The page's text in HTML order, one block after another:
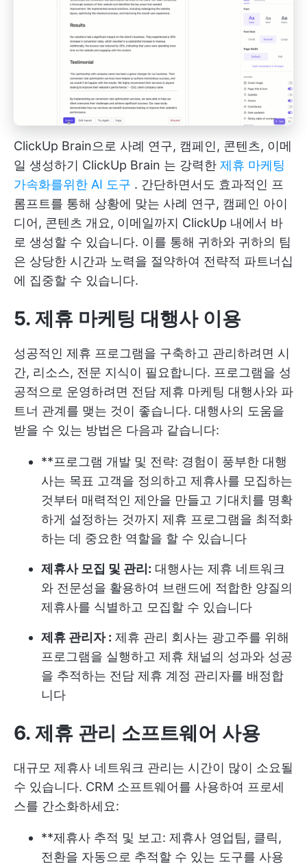
ClickUp Brain으로 사례 연구, 캠페인, 콘텐츠, 이메
일 생성하기 ClickUp Brain 는 강력한 제휴 마케팅
가속화를위한 AI 도구 . 간단하면서도 효과적인 프
롬프트를 통해 상황에 맞는 사례 연구, 캠페인 아이
디어, 콘텐츠 개요, 이메일까지 ClickUp 내에서 바
로 생성할 수 있습니다. 이를 통해 귀하와 귀하의 팀
은 상당한 시간과 노력을 절약하여 전략적 파트너십
에 집중할 수 있습니다.
5. 제휴 마케팅 대행사 이용
성공적인 제휴 프로그램을 구축하고 관리하려면 시
간, 리소스, 전문 지식이 필요합니다. 프로그램을 성
공적으로 운영하려면 전담 제휴 마케팅 대행사와 파
트너 관계를 맺는 것이 좋습니다. 대행사의 도움을
받을 수 있는 방법은 다음과 같습니다:
**프로그램 개발 및 전략: 경험이 풍부한 대행
사는 목표 고객을 정의하고 제휴사를 모집하는
것부터 매력적인 제안을 만들고 기대치를 명확
하게 설정하는 것까지 제휴 프로그램을 최적화
하는 데 중요한 역할을 할 수 있습니다
제휴사 모집 및 관리: 대행사는 제휴 네트워크
와 전문성을 활용하여 브랜드에 적합한 양질의
제휴사를 식별하고 모집할 수 있습니다
제휴 관리자 : 제휴 관리 회사는 광고주를 위해
프로그램을 실행하고 제휴 채널의 성과와 성공
을 추적하는 전담 제휴 계정 관리자를 배정합
니다
6. 제휴 관리 소프트웨어 사용
대규모 제휴사 네트워크 관리는 시간이 많이 소요될
수 있습니다. CRM 소프트웨어를 사용하여 프로세
스를 간소화하세요:
**제휴사 추적 및 보고: 제휴사 영업팀, 클릭,
전환을 자동으로 추적할 수 있는 도구를 사용